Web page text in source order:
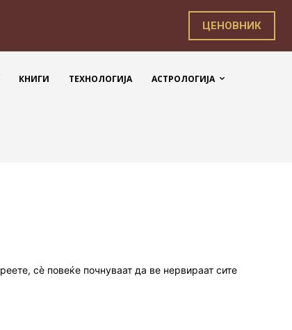
ЦЕНОВНИК
КНИГИ ТЕХНОЛОГИЈА АСТРОЛОГИЈА